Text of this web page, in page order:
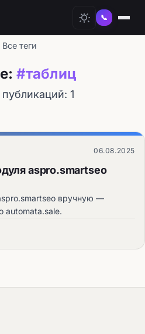
📞
теги
#таблиц
1
06.08.2025
aspro.smartseo
вручную —
automata.sale.